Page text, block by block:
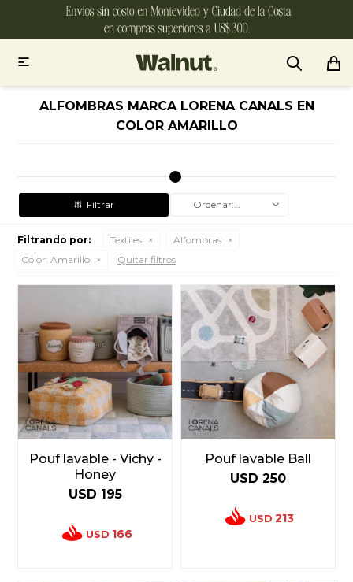

ALFOMBRAS MARCA LORENA CANALS EN
COLOR AMARILLO
Recomendados
Filtrando por: Textiles
Alfombras
Color: Amarillo Quitar filtros
Pouf lavable - Vichy -
Honey
USD 195
USD 166
Pouf lavable Ball
USD 250
USD 213